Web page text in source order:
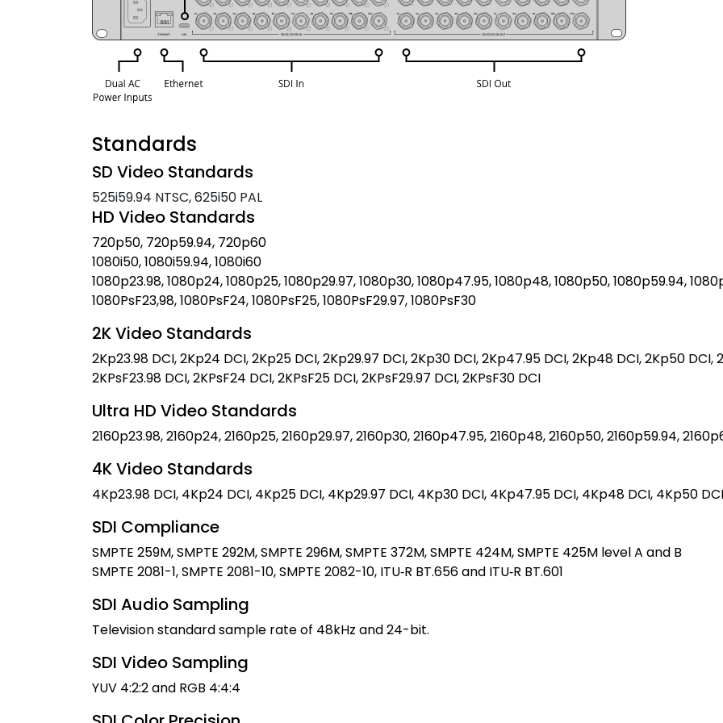
Standards
SD Video Standards
525i59.94 NTSC, 625i50 PAL
HD Video Standards
720p50, 720p59.94, 720p60
1080i50, 1080i59.94, 1080i60
1080p23.98, 1080p24, 1080p25, 1080p29.97, 1080p30, 1080p47.95, 1080p48, 1080p50, 1080p59.94,
1080PsF23,98, 1080PsF24, 1080PsF25, 1080PsF29.97, 1080PsF30
2K Video Standards
2Kp23.98 DCI, 2Kp24 DCI, 2Kp25 DCI, 2Kp29.97 DCI, 2Kp30 DCI, 2Kp47.95 DCI, 2Kp48 DCI, 2Kp50 DCI,
2KPsF23.98 DCI, 2KPsF24 DCI, 2KPsF25 DCI, 2KPsF29.97 DCI, 2KPsF30 DCI
Ultra HD Video Standards
2160p23.98, 2160p24, 2160p25, 2160p29.97, 2160p30, 2160p47.95, 2160p48, 2160p50, 2160p59.94,
4K Video Standards
4Kp23.98 DCI, 4Kp24 DCI, 4Kp25 DCI, 4Kp29.97 DCI, 4Kp30 DCI, 4Kp47.95 DCI, 4Kp48 DCI, 4Kp50
SDI Compliance
SMPTE 259M, SMPTE 292M, SMPTE 296M, SMPTE 372M, SMPTE 424M, SMPTE 425M level A and B
SMPTE 2081-1, SMPTE 2081-10, SMPTE 2082-10, ITU‑R BT.656 and ITU‑R BT.601
SDI Audio Sampling
Television standard sample rate of 48kHz and 24-bit.
SDI Video Sampling
YUV 4:2:2 and RGB 4:4:4